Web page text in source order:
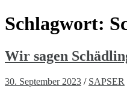
Schlagwort:
Wir sagen
30. September 2023 / SAPSER